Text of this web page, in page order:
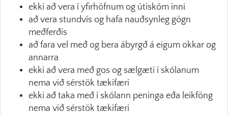
ekki að vera í yfirhöfnum og útiskóm inni
að vera stundvís og hafa nauðsynleg gögn
meðferðis
að fara vel með og bera ábyrgð á eigum okkar og
annarra
ekki að vera með gos og sælgæti í skólanum
nema við sérstök tækifæri
ekki að taka með í skólann peninga eða leikföng
nema við sérstök tækifæri